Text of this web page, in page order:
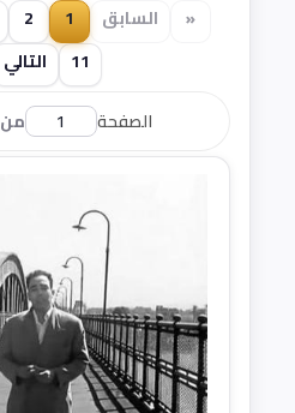
« السابق 1
2
11
التالي
الصفحة
من 11